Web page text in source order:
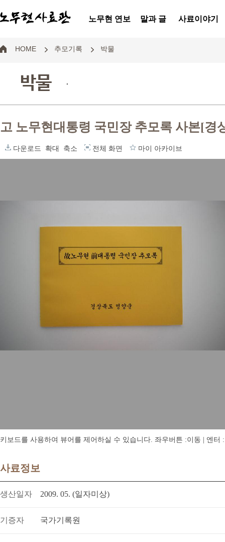
노무현 연보 말과 글 사료이야기
HOME 추모기록 박물
박물 .
고 노무현대통령 국민장 추모록 사본[경
다운로드 확대 축소 전체 화면 마이 아카이브
키보드를 사용하여 뷰어를 제어하실 수 있습니다. 좌우버튼 :이동 | 엔터
사료정보
생산일자 2009. 05. (일자미상)
기증자 국가기록원